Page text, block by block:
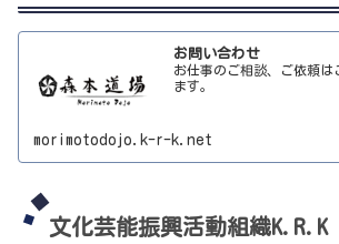
お問い合わせ
お仕事のご相談、ご依頼は
ます。
morimotodojo.k-r-k.net
文化芸能振興活動組織K.R.K